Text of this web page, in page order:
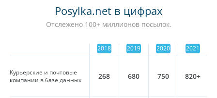
Posylka.net в цифрах
Отслежено 100+ миллионов посылок.
2018 2019 2020 2021
Курьерские и почтовые
компании в базе данных
268 680 750 820+